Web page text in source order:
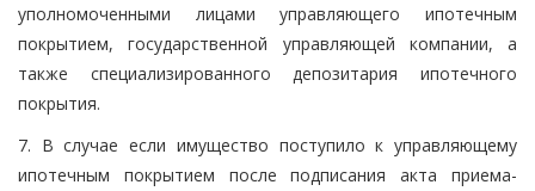
уполномоченными лицами управляющего ипотечным
покрытием, государственной управляющей компании, а
также специализированного депозитария ипотечного
покрытия.
7. В случае если имущество поступило к управляющему
ипотечным покрытием после подписания акта приема-